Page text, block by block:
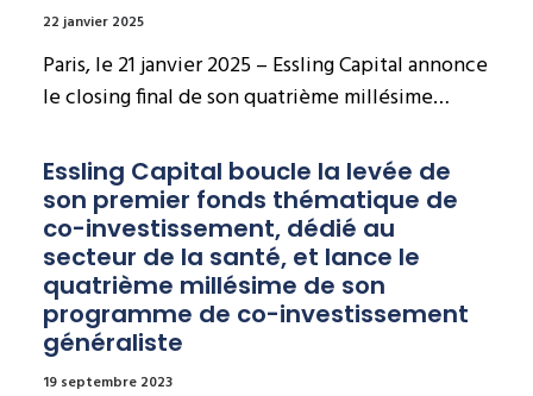
22 janvier 2025
Paris, le 21 janvier 2025 – Essling Capital annonce
le closing final de son quatrième millésime…
Essling Capital boucle la levée de
son premier fonds thématique de
co-investissement, dédié au
secteur de la santé, et lance le
quatrième millésime de son
programme de co-investissement
généraliste
19 septembre 2023